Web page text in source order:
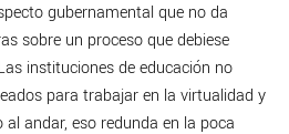
gubernamental que no da
sobre un proceso que debiese
instituciones de educación no
para trabajar en la virtualidad y
andar, eso redunda en la poca